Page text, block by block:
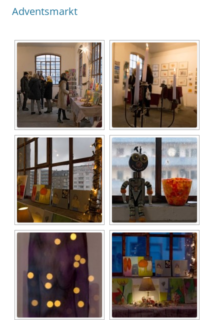
Adventsmarkt